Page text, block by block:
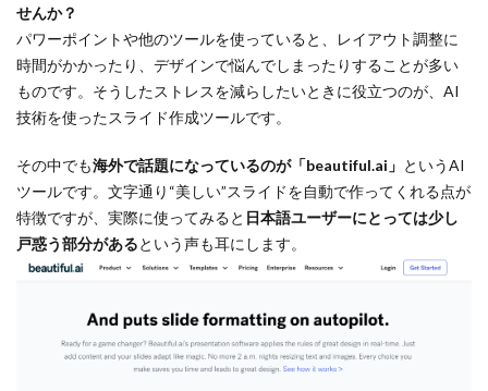
せんか？
パワーポイントや他のツールを使っていると、レイアウト調整に
時間がかかったり、デザインで悩んでしまったりすることが多い
ものです。そうしたストレスを減らしたいときに役立つのが、AI
技術を使ったスライド作成ツールです。
その中でも海外で話題になっているのが「beautiful.ai」 というAI
ツールです。文字通り“美しい”スライドを自動で作ってくれる点が
特徴ですが、実際に使ってみると 日本語ユーザーにとっては少し
戸惑う部分があるという声も耳にします。